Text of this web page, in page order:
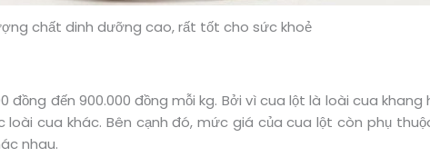
chất dinh dưỡng cao, rất tốt cho sức khoẻ
đến 900.000 đồng mỗi kg. Bởi vì cua lột là loài cua khang
cua khác. Bên cạnh đó, mức giá của cua lột còn phụ
nhau.